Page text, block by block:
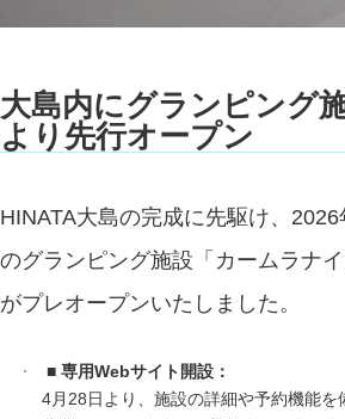
大島内にグランピング
より先行オープン
HINATA大島の完成に先駆け、
のグランピング施設「カームラナイ
がプレオープンいたしました。
■ 専用Webサイト開設：
4月28日より、施設の詳細や予約機能を